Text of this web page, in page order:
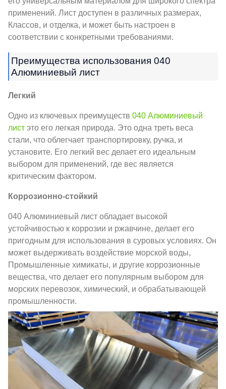
применений. Лист доступен в различных размерах,
Классов, и отделка, и может быть настроен в
соответствии с конкретными требованиями.
Преимущества использования 040
Алюминиевый лист
Легкий
Одно из ключевых преимуществ 040 Алюминиевый
лист это его легкая природа. Это одна треть веса
стали, что облегчает транспортировку, ручка, и
установите. Его легкий вес делает его идеальным
выбором для применений, где вес является
критическим фактором.
Коррозионно-стойкий
040 Алюминиевый лист обладает высокой
устойчивостью к коррозии и ржавчине, делает его
пригодным для использования в суровых условиях. Он
может выдерживать воздействие морской воды,
Промышленные химикаты, и другие коррозионные
вещества, что делает его популярным выбором для
морских перевозок, химический, и обрабатывающей
промышленности.